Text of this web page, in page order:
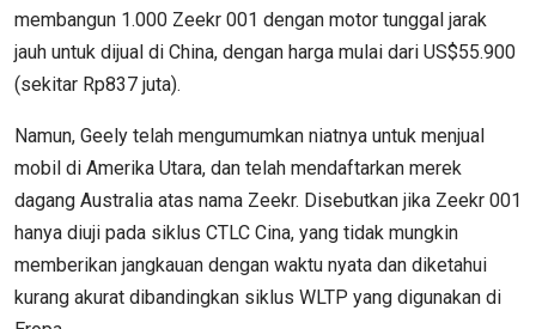
membangun 1.000 Zeekr 001 dengan motor tunggal jarak
jauh untuk dijual di China, dengan harga mulai dari US$55.900
(sekitar Rp837 juta).
Namun, Geely telah mengumumkan niatnya untuk menjual
mobil di Amerika Utara, dan telah mendaftarkan merek
dagang Australia atas nama Zeekr. Disebutkan jika Zeekr 001
hanya diuji pada siklus CTLC Cina, yang tidak mungkin
memberikan jangkauan dengan waktu nyata dan diketahui
kurang akurat dibandingkan siklus WLTP yang digunakan di